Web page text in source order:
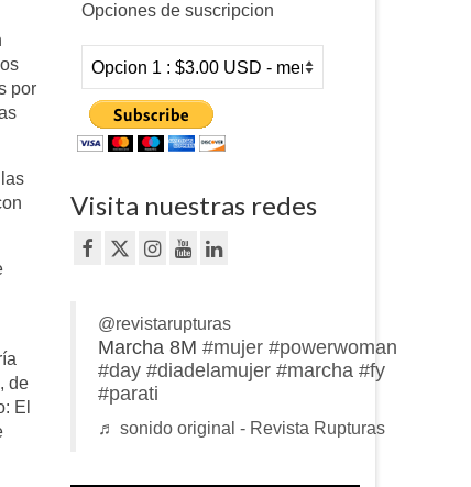
por
de
El
Opciones de suscripcion
Visita nuestras redes
@revistarupturas
Marcha 8M #mujer #powerwoman
#day #diadelamujer #marcha #fy
#parati
♬ sonido original - Revista Rupturas